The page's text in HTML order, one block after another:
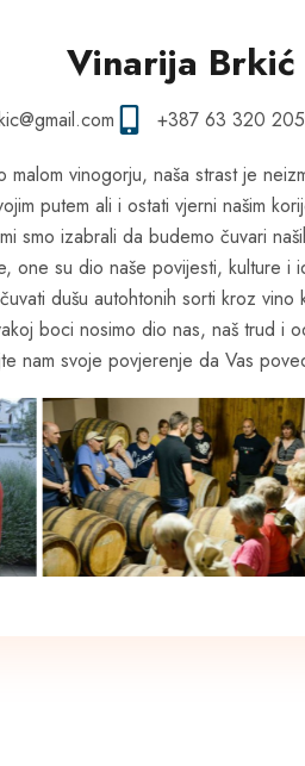
Vinarija Brkić
+387 63 320 205
malom vinogorju, naša strast je
putem ali i ostati vjerni našim
smo izabrali da budemo čuvari
one su dio naše povijesti, kulture i
dušu autohtonih sorti kroz
boci nosimo dio nas, naš trud i
nam svoje povjerenje da Vas